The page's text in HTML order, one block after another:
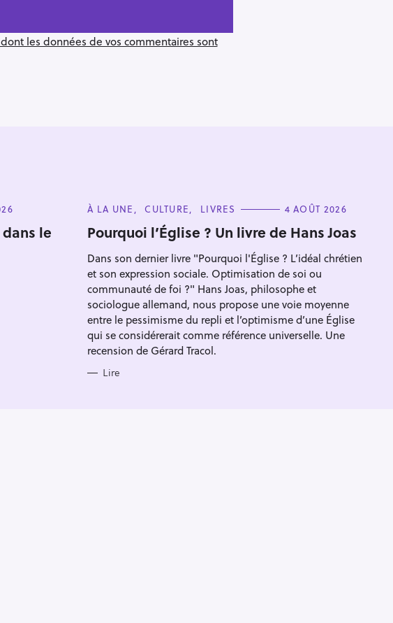
les données de vos commentaires sont
le
C
T
E
O
R
I
E
S
À LA UNE CULTURE LIVRES 4 AOÛT 2026
Pourquoi l’Église ? Un livre de Hans Joas
Dans son dernier livre "Pourquoi l'Église ? L’idéal chrétien
et son expression sociale. Optimisation de soi ou
communauté de foi ?" Hans Joas, philosophe et
sociologue allemand, nous propose une voie moyenne
entre le pessimisme du repli et l’optimisme d’une Église
qui se considérerait comme référence universelle. Une
recension de Gérard Tracol.
Lire
Pour effacer la recherche appuyez sur